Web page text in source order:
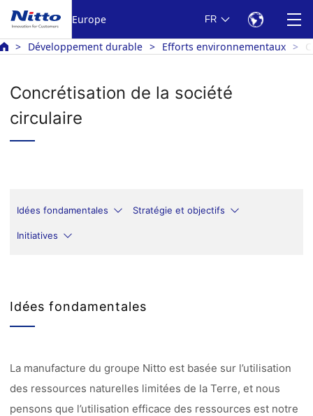
Europe FR
Développement durable Efforts environnementaux
Concrétisation de la société
circulaire
Idées fondamentales Stratégie et objectifs
Initiatives
Idées fondamentales
La manufacture du groupe Nitto est basée sur l’utilisation
des ressources naturelles limitées de la Terre, et nous
pensons que l’utilisation efficace des ressources est notre